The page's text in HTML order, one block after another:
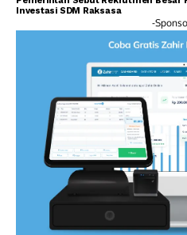
Investasi SDM Raksasa
-